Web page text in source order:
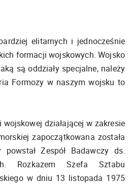
elitarnych i jednocześnie
formacji wojskowych. Wojsko
są oddziały specjalne, należy
Formozy w naszym wojsku to
działającej w zakresie
zapoczątkowana została
Zespół Badawczy ds.
Rozkazem Szefa Sztabu
w dniu 13 listopada 1975